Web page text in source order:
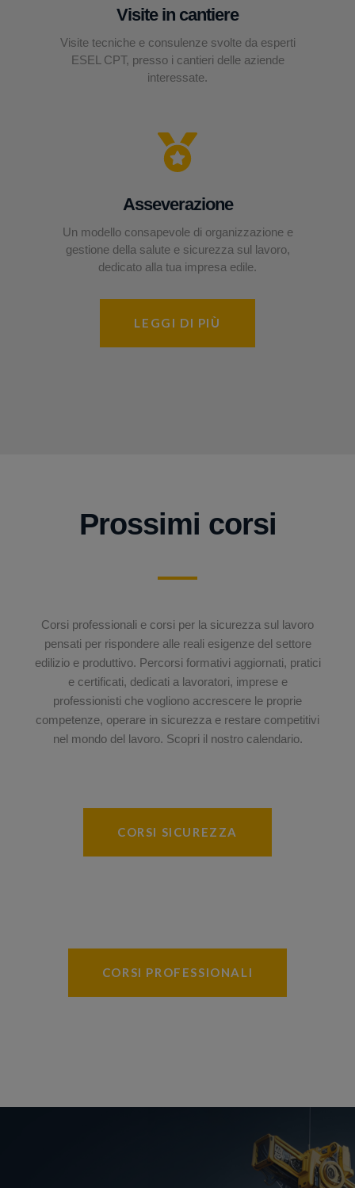
Visite in cantiere
Visite tecniche e consulenze svolte da esperti
ESEL CPT, presso i cantieri delle aziende
interessate.
Asseverazione
Un modello consapevole di organizzazione e
gestione della salute e sicurezza sul lavoro,
dedicato alla tua impresa edile.
LEGGI DI PIÙ
Prossimi corsi
Corsi professionali e corsi per la sicurezza sul lavoro
pensati per rispondere alle reali esigenze del settore
edilizio e produttivo. Percorsi formativi aggiornati, pratici
e certificati, dedicati a lavoratori, imprese e
professionisti che vogliono accrescere le proprie
competenze, operare in sicurezza e restare competitivi
nel mondo del lavoro. Scopri il nostro calendario.
CORSI SICUREZZA
CORSI PROFESSIONALI